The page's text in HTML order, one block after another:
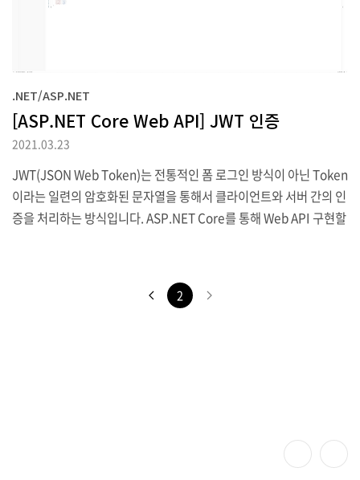
.NET/ASP.NET
[ASP.NET Core Web API] JWT 인증
2021.03.23
JWT(JSON Web Token)는 전통적인 폼 로그인 방식이 아닌 Token
이라는 일련의 암호화된 문자열을 통해서 클라이언트와 서버 간의 인
증을 처리하는 방식입니다. ASP.NET Core를 통해 Web API 구현할
래와 같은 코드를 추가해 JWT 인증 스키마를 등록합니다. services.
AddAuthentication(JwtBearerDefaults.AuthenticationSch
2